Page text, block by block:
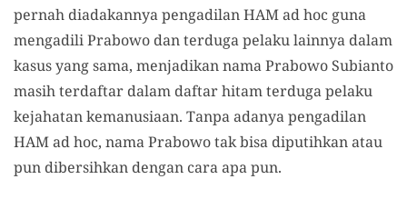
pernah diadakannya pengadilan HAM ad hoc guna
mengadili Prabowo dan terduga pelaku lainnya dalam
kasus yang sama, menjadikan nama Prabowo Subianto
masih terdaftar dalam daftar hitam terduga pelaku
kejahatan kemanusiaan. Tanpa adanya pengadilan
HAM ad hoc, nama Prabowo tak bisa diputihkan atau
pun dibersihkan dengan cara apa pun.